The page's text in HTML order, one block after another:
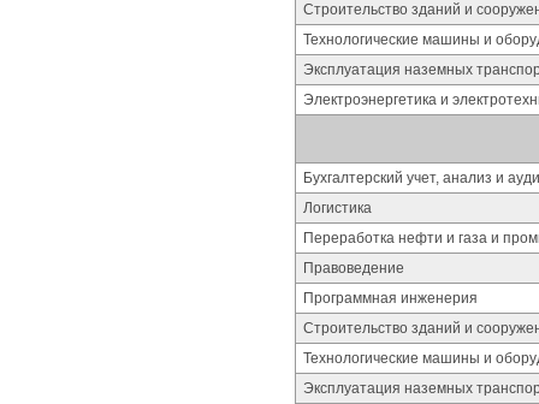
Строительство зданий и
Технологические машины и
Эксплуатация наземных
Электроэнергетика и
Бухгалтерский учет, анализ и
Логистика
Переработка нефти и газа и
Правоведение
Программная инженерия
Строительство зданий и
Технологические машины и
Эксплуатация наземных